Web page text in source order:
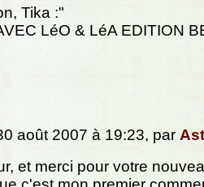
Tika :"
LéO & LéA EDITION
août 2007 à 19:23, par
et merci pour votre